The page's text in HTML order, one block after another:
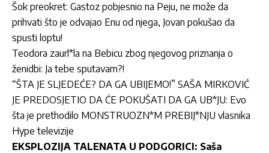
Šok preokret: Gastoz pobjesnio na Peju, ne može da
prihvati što je odvajao Enu od njega, Jovan pokušao da
spusti loptu!
Teodora zaurl*la na Bebicu zbog njegovog priznanja o
ženidbi: Ja tebe sputavam?!
“ŠTA JE SLJEDEĆE? DA GA UBIJEMO!” SAŠA MIRKOVIĆ
JE PREDOSJETIO DA ĆE POKUŠATI DA GA UB*JU: Evo
šta je prethodilo MONSTRUOZN*M PREBIJ*NJU vlasnika
Hype televizije
EKSPLOZIJA TALENATA U PODGORICI: Saša